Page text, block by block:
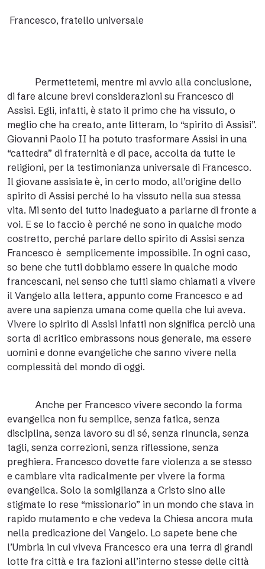
Francesco, fratello universale
Permettetemi, mentre mi avvio alla conclusione,
di fare alcune brevi considerazioni su Francesco di
Assisi. Egli, infatti, è stato il primo che ha vissuto, o
meglio che ha creato, ante litteram, lo “spirito di Assisi”.
Giovanni Paolo II ha potuto trasformare Assisi in una
“cattedra” di fraternità e di pace, accolta da tutte le
religioni, per la testimonianza universale di Francesco.
Il giovane assisiate è, in certo modo, all’origine dello
spirito di Assisi perché lo ha vissuto nella sua stessa
vita. Mi sento del tutto inadeguato a parlarne di fronte a
voi. E se lo faccio è perché ne sono in qualche modo
costretto, perché parlare dello spirito di Assisi senza
Francesco è semplicemente impossibile. In ogni caso,
so bene che tutti dobbiamo essere in qualche modo
francescani, nel senso che tutti siamo chiamati a vivere
il Vangelo alla lettera, appunto come Francesco e ad
avere una sapienza umana come quella che lui aveva.
Vivere lo spirito di Assisi infatti non significa perciò una
sorta di acritico embrassons nous generale, ma essere
uomini e donne evangeliche che sanno vivere nella
complessità del mondo di oggi.
Anche per Francesco vivere secondo la forma
evangelica non fu semplice, senza fatica, senza
disciplina, senza lavoro su di sé, senza rinuncia, senza
tagli, senza correzioni, senza riflessione, senza
preghiera. Francesco dovette fare violenza a se stesso
e cambiare vita radicalmente per vivere la forma
evangelica. Solo la somiglianza a Cristo sino alle
stigmate lo rese “missionario” in un mondo che stava in
rapido mutamento e che vedeva la Chiesa ancora muta
nella predicazione del Vangelo. Lo sapete bene che
l’Umbria in cui viveva Francesco era una terra di grandi
lotte fra città e tra fazioni all’interno stesse delle città